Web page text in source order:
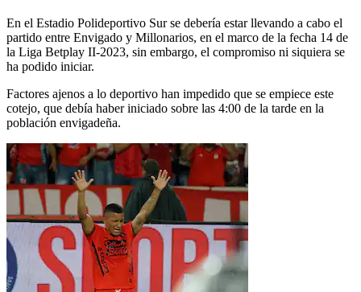
En el Estadio Polideportivo Sur se debería estar llevando a cabo el
partido entre Envigado y Millonarios, en el marco de la fecha 14 de
la Liga Betplay II-2023, sin embargo, el compromiso ni siquiera se
ha podido iniciar.
Factores ajenos a lo deportivo han impedido que se empiece este
cotejo, que debía haber iniciado sobre las 4:00 de la tarde en la
población envigadeña.